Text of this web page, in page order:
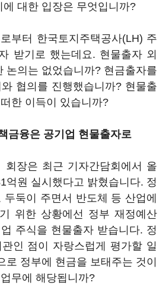
대한 입장은 무엇입니까?
부터 한국토지주택공사(LH) 주
받기로 했는데요. 현물출자 외
논의는 없었습니까? 현금출자를
협의를 진행했습니까? 현물출
한 이득이 있습니까?
금융은 공기업 현물출자로
회장은 최근 기자간담회에서 올
억원 실시했다고 밝혔습니다. 정
둑이 주면서 반도체 등 산업에
위한 상황에선 정부 재정예산
주식을 현물출자 받습니다. 정
인 점이 자랑스럽게 평가할 일
로 정부에 현금을 보태주는 것이
무에 해당됩니까?